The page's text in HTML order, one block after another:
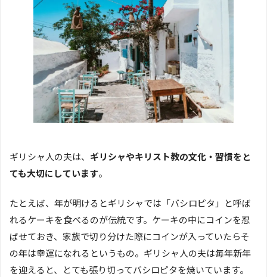
ギリシャ人の夫は、 ギリシャやキリスト教の文化・習慣をと
ても大切にしています。
たとえば、年が明けるとギリシャでは「バシロピタ」と呼ば
れるケーキを食べるのが伝統です。ケーキの中にコインを忍
ばせておき、家族で切り分けた際にコインが入っていたらそ
の年は幸運になれるというもの。ギリシャ人の夫は毎年新年
を迎えると、とても張り切ってバシロピタを焼いています。